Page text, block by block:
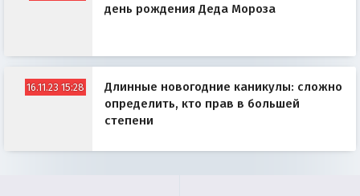
день рождения Деда Мороза
16.11.23 15:28
Длинные новогодние каникулы: сложно
определить, кто прав в большей
степени